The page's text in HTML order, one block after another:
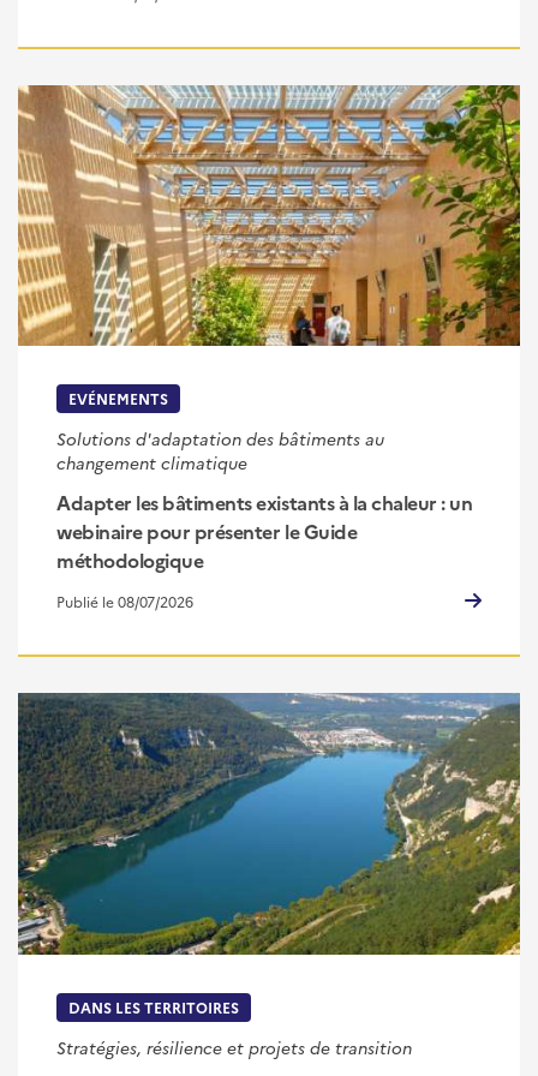
EVÉNEMENTS
Solutions d'adaptation des bâtiments au
changement climatique
Adapter les bâtiments existants à la chaleur : un
webinaire pour présenter le Guide
méthodologique
Publié le 08/07/2026
DANS LES TERRITOIRES
Stratégies, résilience et projets de transition